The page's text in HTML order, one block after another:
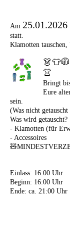
Am 25.01.2026
statt.
Klamotten tauschen,
👚
Bringt
Eure
sein.
(Was nicht
Was wird getauscht?
- Klamotten (für
- Accessoires
Einlass: 16:00 Uhr
Beginn: 16:00 Uhr
Ende: ca. 21:00 Uhr